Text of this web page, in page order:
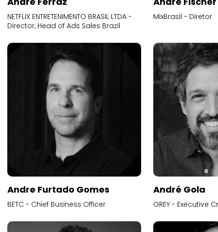
NETFLIX ENTRETENIMENTO BRASIL LTDA -
Director, Head of Ads Sales Brazil
MixBrasil - Diretor
Andre Furtado Gomes
BETC - Chief Business Officer
André Gola
GREY - Executive